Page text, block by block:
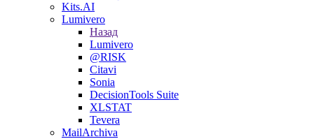
Kits.AI
Lumivero
Назад
Lumivero
@RISK
Citavi
Sonia
DecisionTools Suite
XLSTAT
Tevera
MailArchiva